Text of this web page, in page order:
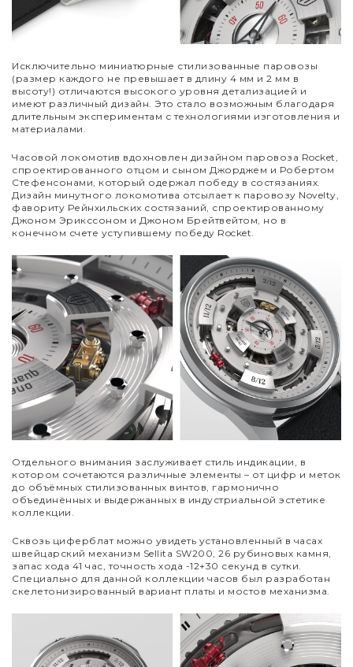
Исключительно миниатюрные стилизованные паровозы
(размер каждого не превышает в длину 4 мм и 2 мм в
высоту!) отличаются высокого уровня детализацией и
имеют различный дизайн. Это стало возможным благодаря
длительным экспериментам с технологиями изготовления и
материалами.
Часовой локомотив вдохновлен дизайном паровоза Rocket,
спроектированного отцом и сыном Джорджем и Робертом
Стефенсонами, который одержал победу в состязаниях.
Дизайн минутного локомотива отсылает к паровозу Novelty,
фавориту Рейнхильских состязаний, спроектированному
Джоном Эрикссоном и Джоном Брейтвейтом, но в
конечном счете уступившему победу Rocket.
Отдельного внимания заслуживает стиль индикации, в
котором сочетаются различные элементы – от цифр и меток
до объёмных стилизованных винтов, гармонично
объединённых и выдержанных в индустриальной эстетике
коллекции.
Сквозь циферблат можно увидеть установленный в часах
швейцарский механизм Sellita SW200, 26 рубиновых камня,
запас хода 41 час, точность хода -12+30 секунд в сутки.
Специально для данной коллекции часов был разработан
скелетонизированный вариант платы и мостов механизма.